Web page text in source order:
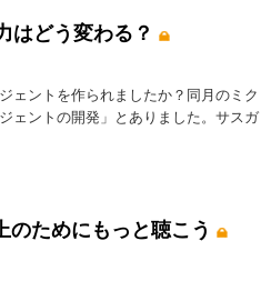
どう変わる？
ェントを作られましたか？同月のミク
ェントの開発」とありました。サスガ
のためにもっと聴こう